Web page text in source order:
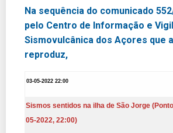
Na sequência do comunicado
pelo Centro de Informação e
Sismovulcânica dos Açores que
reproduz,
03-05-2022 22:00
Sismos sentidos na ilha de São Jorge
05-2022, 22:00)